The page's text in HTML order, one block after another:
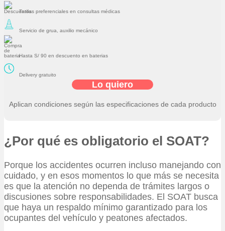
Tarifas preferenciales en consultas médicas
Servicio de grua, auxilio mecánico
Hasta S/ 90 en descuento en baterias
Delivery gratuito
Lo quiero
Aplican condiciones según las especificaciones de cada producto
¿Por qué es obligatorio el SOAT?
Porque los accidentes ocurren incluso manejando con
cuidado, y en esos momentos lo que más se necesita
es que la atención no dependa de trámites largos o
discusiones sobre responsabilidades. El SOAT busca
que haya un respaldo mínimo garantizado para los
ocupantes del vehículo y peatones afectados.